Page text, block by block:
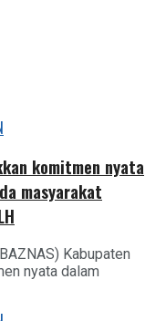
komitmen nyata
masyarakat
Kabupaten
nyata dalam